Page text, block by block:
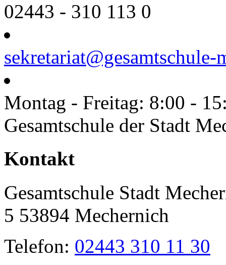
02443 - 310 113 0
sekretariat@gesamtschule-
Montag - Freitag: 8:00 -
Gesamtschule der Stadt
Toggle
Sliding
Kontakt
Gesamtschule Stadt
5 53894 Mechernich
Telefon: 02443 310 11 30